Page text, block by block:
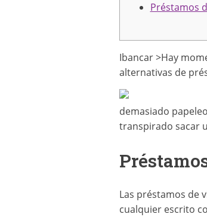
Préstamos
Ibancar >Hay
alternativas de
demasiado
transpirado sacar
Las préstamos de
cualquier escrito